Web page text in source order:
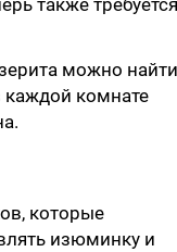
также требуется
можно найти
каждой комнате
которые
изюминку и